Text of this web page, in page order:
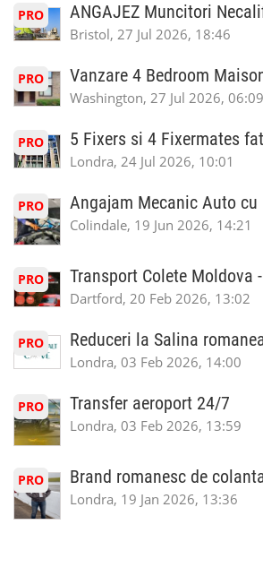
PRO ANGAJEZ Muncitori
Bristol, 27 Jul 2026, 18:46
PRO Vanzare 4 Bedroom
Washington, 27 Jul 2026, 06:09
PRO 5 Fixers si 4 Fixermates
Londra, 24 Jul 2026, 10:01
PRO Angajam Mecanic Auto cu
Colindale, 19 Jun 2026, 14:21
PRO Transport Colete Moldova
Dartford, 20 Feb 2026, 13:02
PRO Reduceri la Salina
Londra, 03 Feb 2026, 14:00
PRO Transfer aeroport 24/7
Londra, 03 Feb 2026, 13:59
PRO Brand romanesc de
Londra, 19 Jan 2026, 13:36